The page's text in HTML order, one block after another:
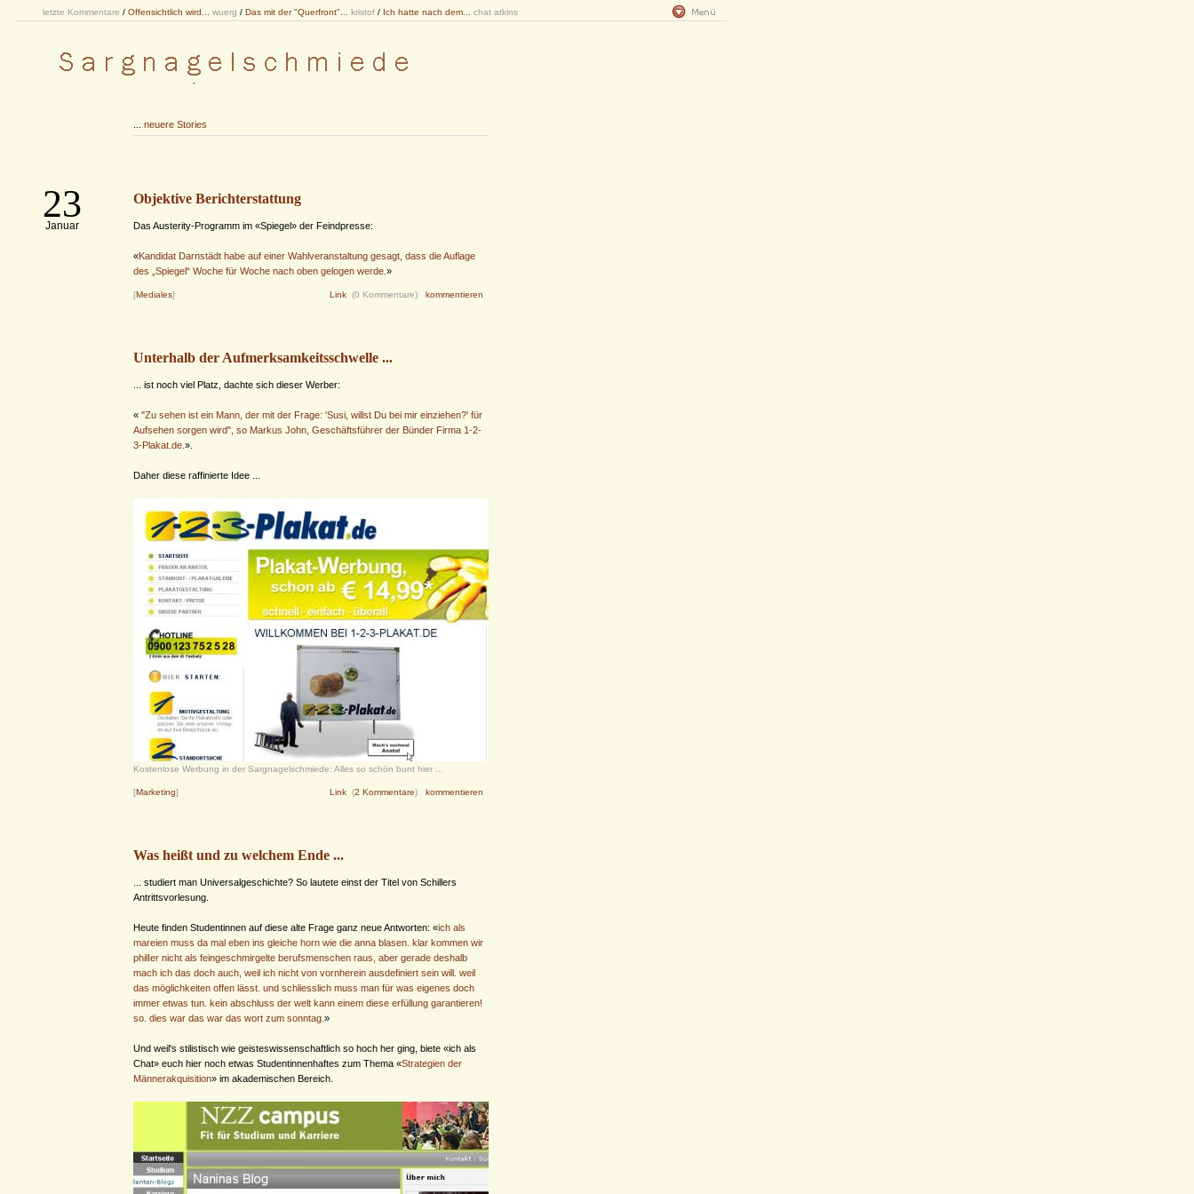
letzte Kommentare / Offensichtlich wird... wuerg / Das mit der "Querfront"... kristof / Ich hatte nach dem... chat atkins
neuere Stories
23
Januar
Objektive Berichterstattung
Das Austerity-Programm im «Spiegel» der Feindpresse:
«Kandidat Darnstädt habe auf einer Wahlveranstaltung gesagt, dass die Auflage
des „Spiegel“ Woche für Woche nach oben gelogen werde. »
[Mediales] Link (0 Kommentare) kommentieren
Unterhalb der Aufmerksamkeitsschwelle ...
... ist noch viel Platz, dachte sich dieser Werber:
« "Zu sehen ist ein Mann, der mit der Frage: 'Susi, willst Du bei mir einziehen?' für
Aufsehen sorgen wird", so Markus John, Geschäftsführer der Bünder Firma 1-2-
3-Plakat.de. ».
Daher diese raffinierte Idee ...
Kostenlose Werbung in der Sargnagelschmiede: Alles so schön bunt hier ...
[Marketing] Link (2 Kommentare) kommentieren
Was heißt und zu welchem Ende ...
... studiert man Universalgeschichte? So lautete einst der Titel von Schillers
Antrittsvorlesung.
Heute finden Studentinnen auf diese alte Frage ganz neue Antworten: «ich als
mareien muss da mal eben ins gleiche horn wie die anna blasen. klar kommen wir
philIer nicht als feingeschmirgelte berufsmenschen raus, aber gerade deshalb
mach ich das doch auch, weil ich nicht von vornherein ausdefiniert sein will. weil
das möglichkeiten offen lässt. und schliesslich muss man für was eigenes doch
immer etwas tun. kein abschluss der welt kann einem diese erfüllung garantieren!
so. dies war das war das wort zum sonntag. »
Und weil's stilistisch wie geisteswissenschaftlich so hoch her ging, biete «ich als
Chat» euch hier noch etwas Studentinnenhaftes zum Thema «Strategien der
Männerakquisition» im akademischen Bereich.